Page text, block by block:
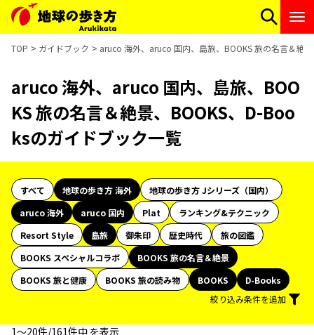
TOP ガイドブック aruco 海外、aruco 国内、島旅、BOOKS 旅の名言＆絶
aruco 海外、aruco 国内、島旅、BOO
KS 旅の名言＆絶景、BOOKS、D-Boo
ksのガイドブック一覧
すべて 地球の歩き方 海外
地球の歩き方 Jシリーズ（国内）
aruco 海外
aruco 国内 Plat
ランキング&テクニック
Resort Style
島旅 御朱印 歴史時代
旅の図鑑
BOOKS スペシャルコラボ
BOOKS 旅の名言＆絶景
BOOKS 旅と健康
BOOKS 旅の読み物 BOOKS
D-Books
絞り込み条件を追加
1〜20件/161件中 を表示